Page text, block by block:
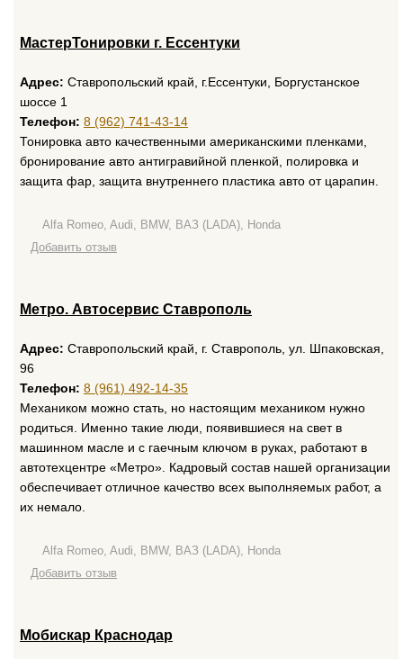
МастерТонировки г. Ессентуки
Адрес: Ставропольский край, г.Ессентуки, Боргустанское
шоссе 1
Телефон: 8 (962) 741-43-14
Тонировка авто качественными американскими пленками,
бронирование авто антигравийной пленкой, полировка и
защита фар, защита внутреннего пластика авто от царапин.
Alfa Romeo, Audi, BMW, ВАЗ (LADA), Honda
Добавить отзыв
Метро. Автосервис Ставрополь
Адрес: Ставропольский край, г. Ставрополь, ул. Шпаковская,
96
Телефон: 8 (961) 492-14-35
Механиком можно стать, но настоящим механиком нужно
родиться. Именно такие люди, появившиеся на свет в
машинном масле и с гаечным ключом в руках, работают в
автотехцентре «Метро». Кадровый состав нашей организации
обеспечивает отличное качество всех выполняемых работ, а
их немало.
Alfa Romeo, Audi, BMW, ВАЗ (LADA), Honda
Добавить отзыв
Мобискар Краснодар